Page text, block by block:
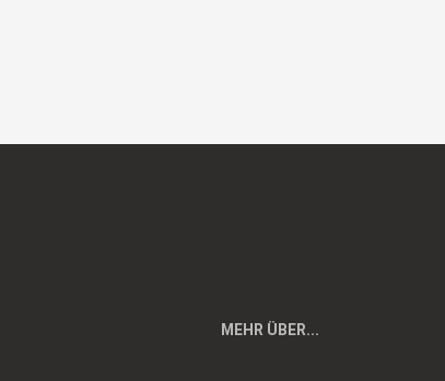
MEHR ÜBER...